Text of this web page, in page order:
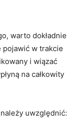
warto dokładnie
pojawić w trakcie
i wiązać
na całkowity
uwzględnić: